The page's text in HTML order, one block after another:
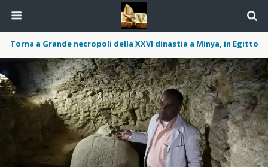
Torna a Grande necropoli della XXVI dinastia a Minya, in Egitto